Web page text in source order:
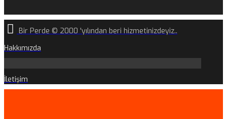
Bir Perde © 2000 'yılından beri hizmetinizdeyiz..
Hakkımızda
İletişim